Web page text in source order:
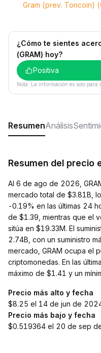
Gram (prev. Toncoin)
¿Cómo te sientes
(GRAM) hoy?
Positiva
Nota: La información es solo para
ResumenAnálisis
Resumen del precio
Al 6 de ago de 2026,
mercado total de $3.81B,
-0.19% en las últimas 24
de $1.39, mientras que el
sitúa en $19.33M. El
2.74B, con un suministro
mercado, GRAM ocupa el
criptomonedas. En las
máximo de $1.41 y un
Precio más alto y fecha
$8.25 el 14 de jun de
Precio más bajo y fecha
$0.519364 el 20 de sep